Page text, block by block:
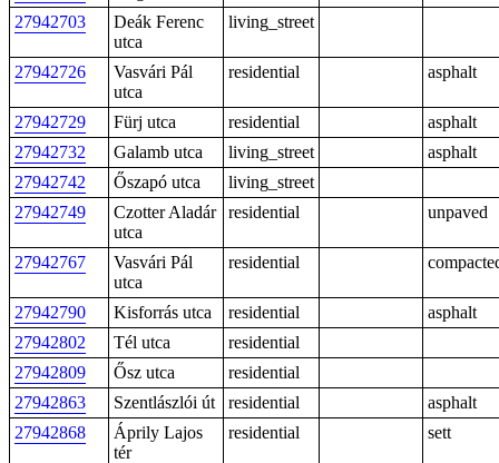
27942703
Deák Ferenc
utca
living_street
27942726
Vasvári Pál
utca
residential asphalt
27942729 Fürj utca residential
asphalt
27942732
Galamb utca living_street
asphalt
27942742
Őszapó utca
living_street
27942749
Czotter Aladár
utca
residential unpaved
27942767
Vasvári Pál
utca
residential
27942790 Kisforrás utca residential
asphalt
27942802
Tél utca
residential
27942809
Ősz utca
residential
27942863
Szentlászlói út residential
asphalt
27942868
Áprily Lajos
tér
residential sett